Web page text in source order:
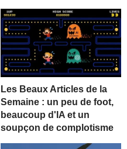
Les Beaux Articles de la
Semaine : un peu de foot,
beaucoup d'IA et un
soupçon de complotisme